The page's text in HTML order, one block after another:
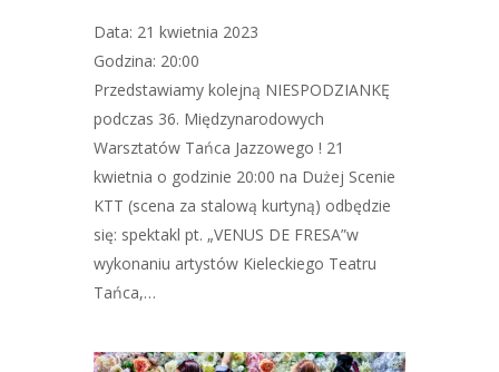
Data: 21 kwietnia 2023
Godzina: 20:00
Przedstawiamy kolejną NIESPODZIANKĘ
podczas 36. Międzynarodowych
Warsztatów Tańca Jazzowego ! 21
kwietnia o godzinie 20:00 na Dużej Scenie
KTT (scena za stalową kurtyną) odbędzie
się: spektakl pt. „VENUS DE FRESA”w
wykonaniu artystów Kieleckiego Teatru
Tańca,…